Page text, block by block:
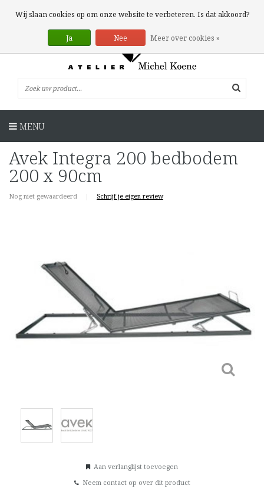
0 Artikelen
MENU
Avek Integra 200 bedbodem
200 x 90cm
Nog niet gewaardeerd | Schrijf je eigen review
Aan verlanglijst toevoegen
Neem contact op over dit product
Wij slaan cookies op om onze website te verbeteren. Is dat akkoord?
Ja Nee Meer over cookies »